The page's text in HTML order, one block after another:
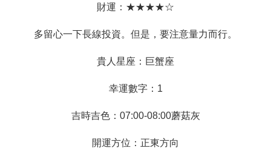
財運：★★★★☆
多留心一下長線投資。但是，要注意量力而行。
貴人星座：巨蟹座
幸運數字：1
吉時吉色：07:00-08:00蘑菇灰
開運方位：正東方向